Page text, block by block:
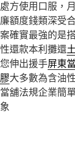
方使用口服，
額度錢類深受
確實最強的是
還款本利攤還
伸出援手屏東
大多數為含油
舖法規企業簡